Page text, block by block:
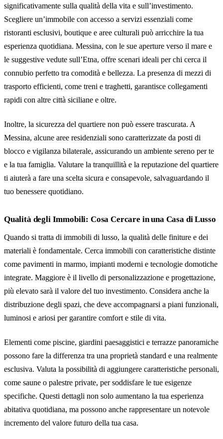
significativamente sulla qualità della vita e sull’investimento.
Scegliere un’immobile con accesso a servizi essenziali come
ristoranti esclusivi, boutique e aree culturali può arricchire la tua
esperienza quotidiana. Messina, con le sue aperture verso il mare e
le suggestive vedute sull’Etna, offre scenari ideali per chi cerca il
connubio perfetto tra comodità e bellezza. La presenza di mezzi di
trasporto efficienti, come treni e traghetti, garantisce collegamenti
rapidi con altre città siciliane e oltre.
Inoltre, la sicurezza del quartiere non può essere trascurata. A
Messina, alcune aree residenziali sono caratterizzate da posti di
blocco e vigilanza bilaterale, assicurando un ambiente sereno per te
e la tua famiglia. Valutare la tranquillità e la reputazione del quartiere
ti aiuterà a fare una scelta sicura e consapevole, salvaguardando il
tuo benessere quotidiano.
Qualità degli Immobili: Cosa Cercare in una Casa di Lusso
Quando si tratta di immobili di lusso, la qualità delle finiture e dei
materiali è fondamentale. Cerca immobili con caratteristiche distinte
come pavimenti in marmo, impianti moderni e tecnologie domotiche
integrate. Maggiore è il livello di personalizzazione e progettazione,
più elevato sarà il valore del tuo investimento. Considera anche la
distribuzione degli spazi, che deve accompagnarsi a piani funzionali,
luminosi e ariosi per garantire comfort e stile di vita.
Elementi come piscine, giardini paesaggistici e terrazze panoramiche
possono fare la differenza tra una proprietà standard e una realmente
esclusiva. Valuta la possibilità di aggiungere caratteristiche personali,
come saune o palestre private, per soddisfare le tue esigenze
specifiche. Questi dettagli non solo aumentano la tua esperienza
abitativa quotidiana, ma possono anche rappresentare un notevole
incremento del valore futuro della tua casa.